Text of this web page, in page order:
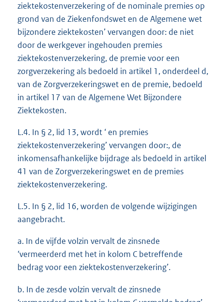
ziektekostenverzekering of de nominale premies op
grond van de Ziekenfondswet en de Algemene wet
bijzondere ziektekosten’ vervangen door: de niet
door de werkgever ingehouden premies
ziektekostenverzekering, de premie voor een
zorgverzekering als bedoeld in artikel 1, onderdeel d,
van de Zorgverzekeringswet en de premie, bedoeld
in artikel 17 van de Algemene Wet Bijzondere
Ziektekosten.
L.4. In § 2, lid 13, wordt ‘ en premies
ziektekostenverzekering’ vervangen door:, de
inkomensafhankelijke bijdrage als bedoeld in artikel
41 van de Zorgverzekeringswet en de premies
ziektekostenverzekering.
L.5. In § 2, lid 16, worden de volgende wijzigingen
aangebracht.
a. In de vijfde volzin vervalt de zinsnede
‘vermeerderd met het in kolom C betreffende
bedrag voor een ziektekostenverzekering’.
b. In de zesde volzin vervalt de zinsnede